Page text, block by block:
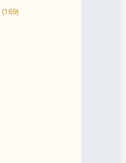
(169)